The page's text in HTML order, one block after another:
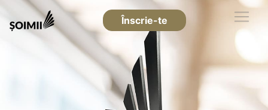
Înscrie-te